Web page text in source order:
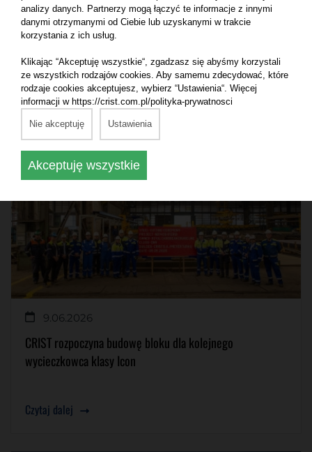
9.07.2026
W stoczni CRIST wystartowała budowa kablowca
Czytaj dalej
9.06.2026
CRIST rozpoczyna budowę bloku dla kolejnego
wycieczkowca klasy Icon
Czytaj dalej
analizy danych. Partnerzy mogą łączyć te informacje z innymi
danymi otrzymanymi od Ciebie lub uzyskanymi w trakcie
korzystania z ich usług.
Klikając “Akceptuję wszystkie“, zgadzasz się abyśmy korzystali
ze wszystkich rodzajów cookies. Aby samemu zdecydować, które
rodzaje cookies akceptujesz, wybierz “Ustawienia“. Więcej
informacji w https://crist.com.pl/polityka-prywatnosci
Nie akceptuję Ustawienia
Akceptuję wszystkie